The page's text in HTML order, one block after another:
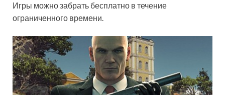
Игры можно забрать бесплатно в течение
ограниченного времени.